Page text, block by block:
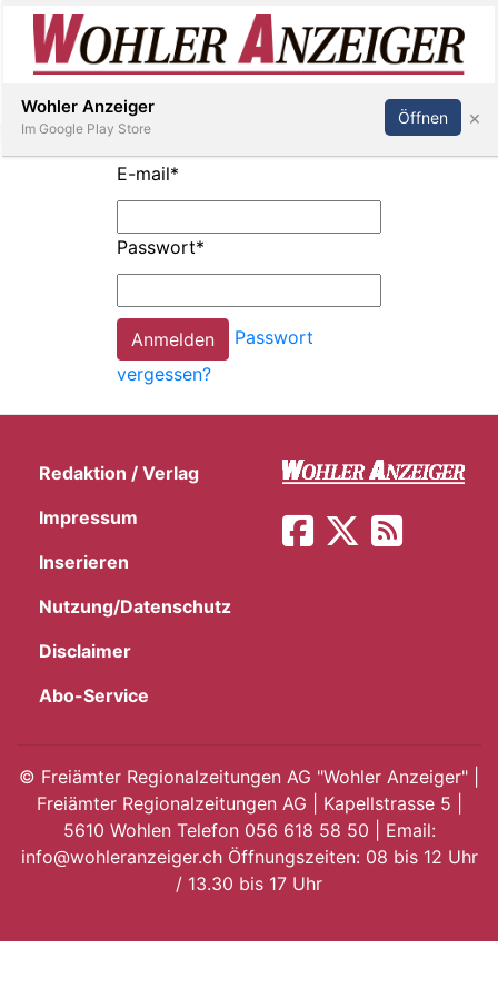
E-
App
Inserieren Abonnieren Anmelden
E-mail*
Passwort*
Passwort
vergessen?
Redaktion / Verlag
Impressum
Inserieren
Nutzung/Datenschutz
Disclaimer
Abo-Service
© Freiämter Regionalzeitungen AG "Wohler Anzeiger" |
Freiämter Regionalzeitungen AG | Kapellstrasse 5 |
5610 Wohlen Telefon 056 618 58 50 | Email:
info@wohleranzeiger.ch Öffnungszeiten: 08 bis 12 Uhr
/ 13.30 bis 17 Uhr
Wohler Anzeiger
Im Google Play Store
Öffnen ×